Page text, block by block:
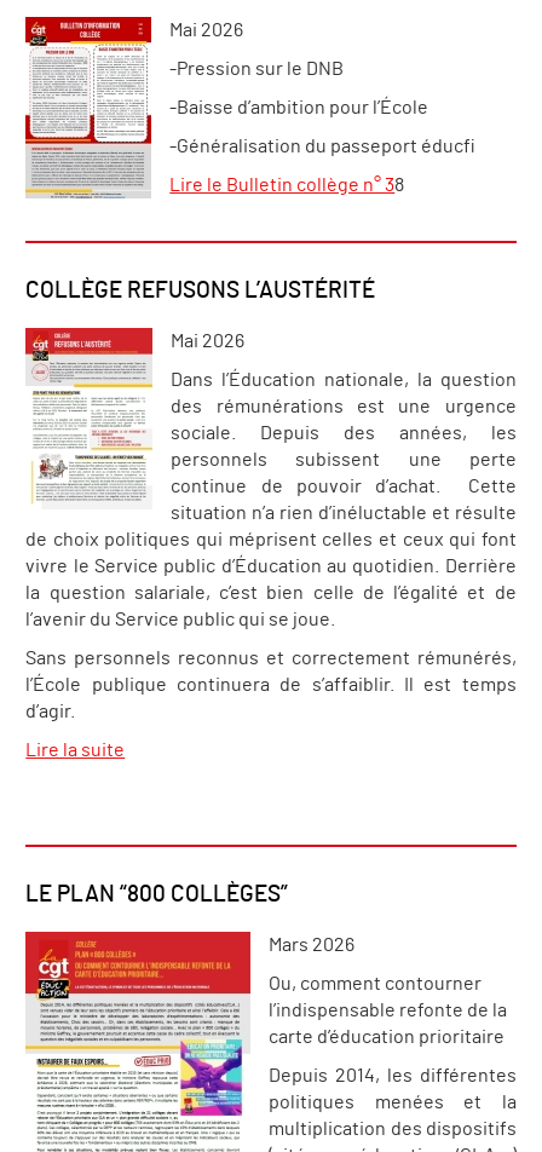
Mai 2026
-Pression sur le DNB
-Baisse d’ambition pour l’École
-Généralisation du passeport éducfi
Lire le Bulletin collège n° 38
COLLÈGE REFUSONS L’AUSTÉRITÉ
Mai 2026
Dans l’Éducation nationale, la question
des rémunérations est une urgence
sociale. Depuis des années, les
personnels subissent une perte
continue de pouvoir d’achat. Cette
situation n’a rien d’inéluctable et résulte
de choix politiques qui méprisent celles et ceux qui font
vivre le Service public d’Éducation au quotidien. Derrière
la question salariale, c’est bien celle de l’égalité et de
l’avenir du Service public qui se joue.
Sans personnels reconnus et correctement rémunérés,
l’École publique continuera de s’affaiblir. Il est temps
d’agir.
Lire la suite
LE PLAN “800 COLLÈGES”
Mars 2026
Ou, comment contourner
l’indispensable refonte de la
carte d’éducation prioritaire
Depuis 2014, les différentes
politiques menées et la
multiplication des dispositifs